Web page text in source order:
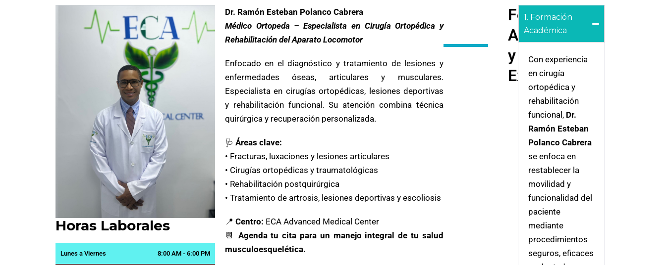
Horas Laborales
Lunes a Viernes 8:00 AM - 6:00 PM
Dr. Ramón Esteban Polanco Cabrera
Médico Ortopeda – Especialista en Cirugía Ortopédica y
Rehabilitación del Aparato Locomotor
Enfocado en el diagnóstico y tratamiento de lesiones y
enfermedades óseas, articulares y musculares.
Especialista en cirugías ortopédicas, lesiones deportivas
y rehabilitación funcional. Su atención combina técnica
quirúrgica y recuperación personalizada.
🩺 Áreas clave:
• Fracturas, luxaciones y lesiones articulares
• Cirugías ortopédicas y traumatológicas
• Rehabilitación postquirúrgica
• Tratamiento de artrosis, lesiones deportivas y escoliosis
📍 Centro: ECA Advanced Medical Center
📆 Agenda tu cita para un manejo integral de tu salud
musculoesquelética.
Formación
Académica
y
Experiencia:
1. Formación
Académica
Con experiencia
en cirugía
ortopédica y
rehabilitación
funcional, Dr.
Ramón Esteban
Polanco Cabrera
se enfoca en
restablecer la
movilidad y
funcionalidad del
paciente
mediante
procedimientos
seguros, eficaces